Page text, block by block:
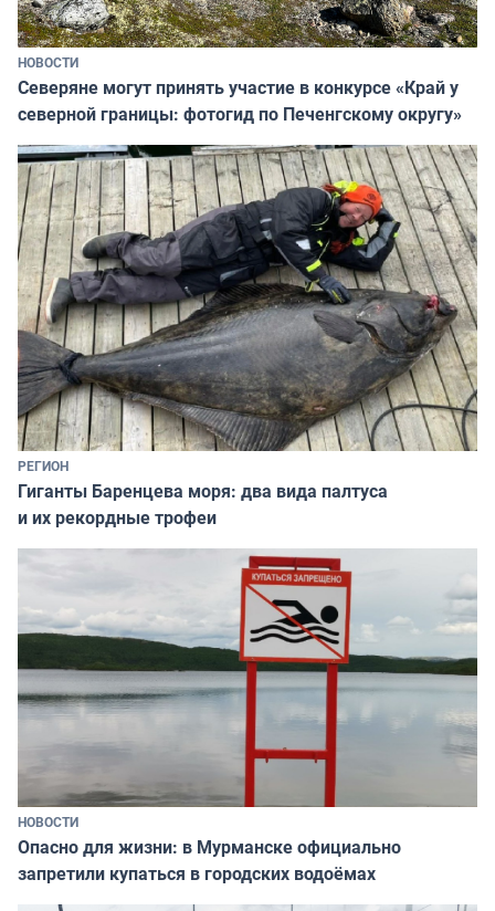
НОВОСТИ
Северяне могут принять участие в конкурсе «Край у
северной границы: фотогид по Печенгскому округу»
РЕГИОН
Гиганты Баренцева моря: два вида палтуса
и их рекордные трофеи
НОВОСТИ
Опасно для жизни: в Мурманске официально
запретили купаться в городских водоёмах